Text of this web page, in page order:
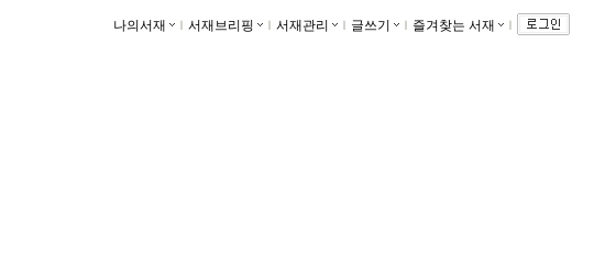
나의서재 ｌ 서재브리핑 ｌ 서재관리 ｌ 글쓰기 ｌ 즐겨찾는 서재 ｌ